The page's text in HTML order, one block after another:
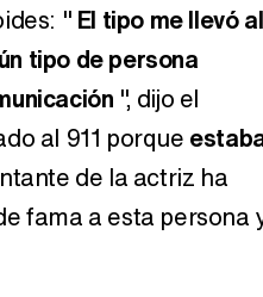
" El tipo me llevó al
tipo de persona
", dijo el
al 911 porque
de la actriz ha
fama a esta persona